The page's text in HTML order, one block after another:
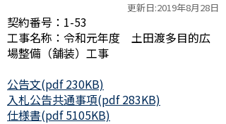
更新日:2019年8月28日
契約番号：1-53
工事名称：令和元年度 土田渡多目的広
場整備（舗装）工事
公告文(pdf 230KB)
入札公告共通事項(pdf 283KB)
仕様書(pdf 5105KB)